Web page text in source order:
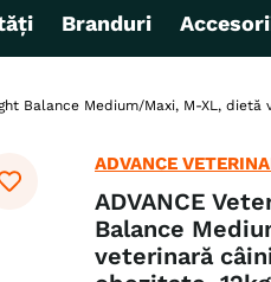
Branduri
Balance Medium/Maxi, M-XL,
ADVANCE
ADVANCE
Balance
veterinară